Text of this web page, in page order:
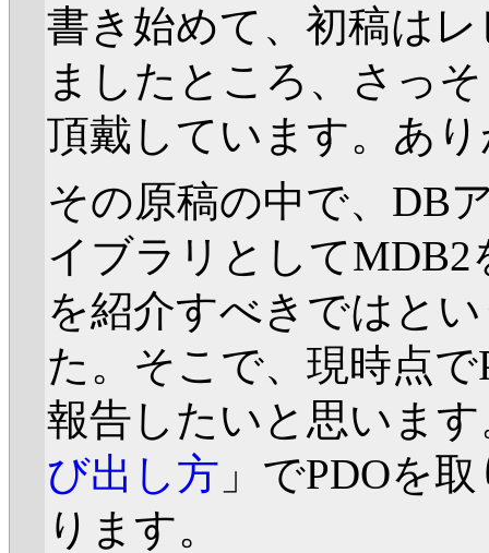
書き始めて、初稿は
ましたところ、さっ
頂戴しています。あ
その原稿の中で、DB
イブラリとしてMDB2
を紹介すべきではと
た。そこで、現時点
報告したいと思いま
び出し方 」でPDOを
ります。